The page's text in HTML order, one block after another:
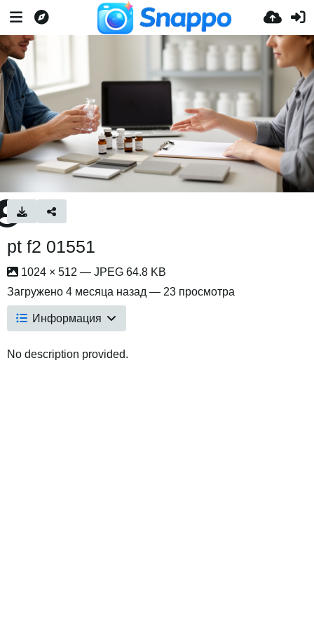
pt f2 01551
1024 × 512 — JPEG 64.8 KB
Загружено 4 месяца назад — 23 просмотра
Информация
No description provided.